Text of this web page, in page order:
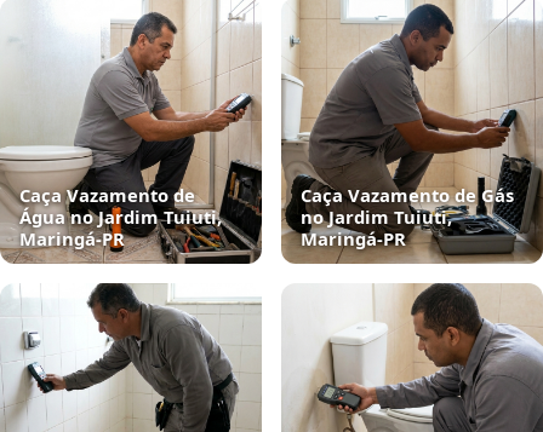
Caça Vazamento de
Água no Jardim Tuiuti,
Maringá‑PR
Caça Vazamento de Gás
no Jardim Tuiuti,
Maringá‑PR